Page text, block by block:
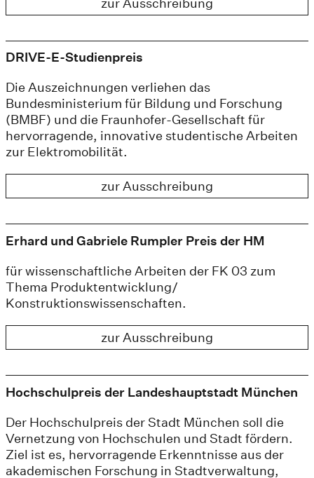
DRIVE-E-Studienpreis
Die Auszeichnungen verliehen das
Bundesministerium für Bildung und Forschung
(BMBF) und die Fraunhofer-Gesellschaft für
hervorragende, innovative studentische Arbeiten
zur Elektromobilität.
zur Ausschreibung
Erhard und Gabriele Rumpler Preis der HM
für wissenschaftliche Arbeiten der FK 03 zum
Thema Produktentwicklung/
Konstruktionswissenschaften.
zur Ausschreibung
Hochschulpreis der Landeshauptstadt München
Der Hochschulpreis der Stadt München soll die
Vernetzung von Hochschulen und Stadt fördern.
Ziel ist es, hervorragende Erkenntnisse aus der
akademischen Forschung in Stadtverwaltung,